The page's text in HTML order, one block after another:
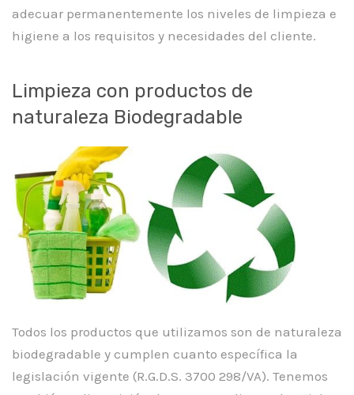
adecuar permanentemente los niveles de limpieza e
higiene a los requisitos y necesidades del cliente.
Limpieza con productos de
naturaleza Biodegradable
Todos los productos que utilizamos son de naturaleza
biodegradable y cumplen cuanto específica la
legislación vigente (R.G.D.S. 3700 298/VA). Tenemos